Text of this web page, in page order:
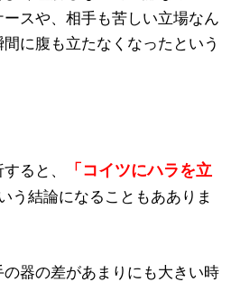
スや、相手も苦しい立場なん
に腹も立たなくなったという
ると、
「コイツにハラを立
う結論になることもあありま
器の差があまりにも大きい時